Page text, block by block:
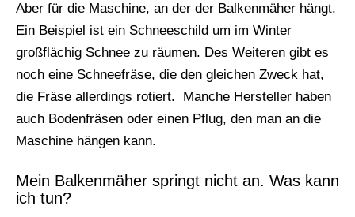
Aber für die Maschine, an der der Balkenmäher hängt.
Ein Beispiel ist ein Schneeschild um im Winter
großflächig Schnee zu räumen. Des Weiteren gibt es
noch eine Schneefräse, die den gleichen Zweck hat,
die Fräse allerdings rotiert. Manche Hersteller haben
auch Bodenfräsen oder einen Pflug, den man an die
Maschine hängen kann.
Mein Balkenmäher springt nicht an. Was kann
ich tun?